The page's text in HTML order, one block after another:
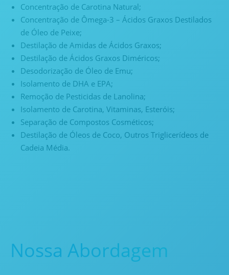
Concentração de Carotina Natural;
Concentração de Ômega-3 – Ácidos Graxos Destilados
de Óleo de Peixe;
Destilação de Amidas de Ácidos Graxos;
Destilação de Ácidos Graxos Diméricos;
Desodorização de Óleo de Emu;
Isolamento de DHA e EPA;
Remoção de Pesticidas de Lanolina;
Isolamento de Carotina, Vitaminas, Esteróis;
Separação de Compostos Cosméticos;
Destilação de Óleos de Coco, Outros Triglicerídeos de
Cadeia Média.
Nossa Abordagem